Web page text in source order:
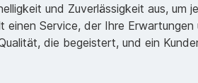
und Zuverlässigkeit aus,
Service, der Ihre
die begeistert, und ein